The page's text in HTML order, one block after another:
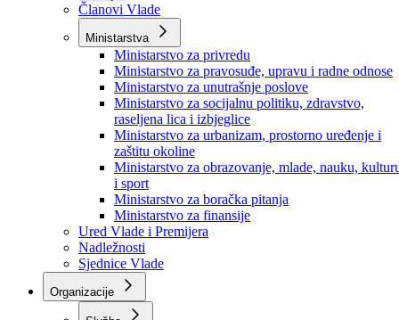
Vlada
Vlada BPK Goražde
Premijer
Članovi Vlade
Ministarstva
Ministarstvo za privredu
Ministarstvo za pravosuđe, upravu i radne odnose
Ministarstvo za unutrašnje poslove
Ministarstvo za socijalnu politiku, zdravstvo,
raseljena lica i izbjeglice
Ministarstvo za urbanizam, prostorno uređenje i
zaštitu okoline
Ministarstvo za obrazovanje, mlade, nauku,
i sport
Ministarstvo za boračka pitanja
Ministarstvo za finansije
Ured Vlade i Premijera
Nadležnosti
Sjednice Vlade